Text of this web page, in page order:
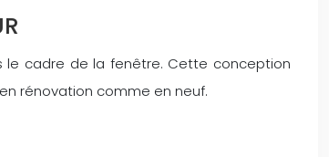
le cadre de la fenêtre. Cette conception
rénovation comme en neuf.